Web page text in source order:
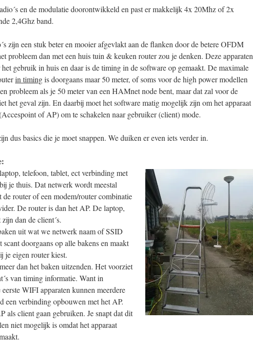
en de modulatie doorontwikkeld en past er makkelijk 4x 20Mhz of 2x
2,4Ghz band.
zijn een stuk beter en mooier afgevlakt aan de flanken door de betere OFDM
probleem dan met een huis tuin & keuken router zou je denken. Deze apparaten
gebruik in huis en daar is de timing in de software op gemaakt. De maximale
in timingis doorgaans maar 50 meter, of soms voor de high power modellen
probleem als je 50 meter van een HAMnet node bent, maar dat zal voor de
het geval zijn. En daarbij moet het software matig mogelijk zijn om het apparaat
of AP) om te schakelen naar gebruiker (client) mode.
dus basics die je moet snappen. We duiken er even iets verder in.
telefoon, tablet, ect verbinding met
je thuis. Dat netwerk wordt meestal
router of een modem/router combinatie
De router is dan het AP. De laptop,
dan de client´s.
uit wat we netwerk naam of SSID
doorgaans op alle bakens en maakt
je eigen router kiest.
dan het baken uitzenden. Het voorziet
van timing informatie. Want in
WIFI apparaten kunnen meerdere
een verbinding opbouwen met het AP.
als client gaan gebruiken. Je snapt dat dit
niet mogelijk is omdat het apparaat